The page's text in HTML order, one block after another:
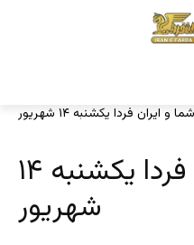
شما و ایران فردا یکشنبه ۱۴ شهریور
شما و ایران فردا یکشنبه ۱۴
شهریور